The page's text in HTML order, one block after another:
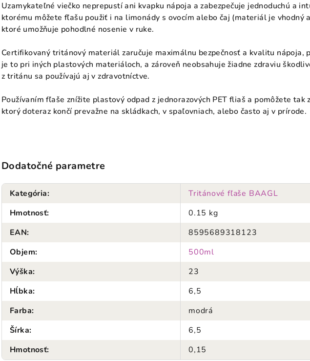
Uzamykateľné viečko neprepustí ani kvapku nápoja a zabezpečuje jednoduchú a
ktorému môžete fľašu použiť i na limonády s ovocím alebo čaj (materiál je vhodný
ktoré umožňuje pohodlné nosenie v ruke.
Certifikovaný tritánový materiál zaručuje maximálnu bezpečnosť a kvalitu nápoja,
je to pri iných plastových materiáloch, a zároveň neobsahuje žiadne zdraviu
z tritánu sa používajú aj v zdravotníctve.
Používaním fľaše znížite plastový odpad z jednorazových PET fliaš a pomôžete
ktorý doteraz končí prevažne na skládkach, v spaľovniach, alebo často aj v prírode.
Dodatočné parametre
Kategória:
Tritánové fľaše BAAGL
Hmotnosť:
0.15 kg
EAN:
8595689318123
Objem:
500ml
Výška:
23
Hĺbka:
6,5
Farba:
modrá
Šírka:
6,5
Hmotnosť: 0,15